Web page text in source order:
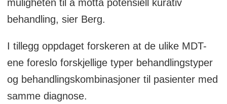
muligheten til å motta potensiell kurativ
behandling, sier Berg.
I tillegg oppdaget forskeren at de ulike MDT-
ene foreslo forskjellige typer behandlingstyper
og behandlingskombinasjoner til pasienter med
samme diagnose.